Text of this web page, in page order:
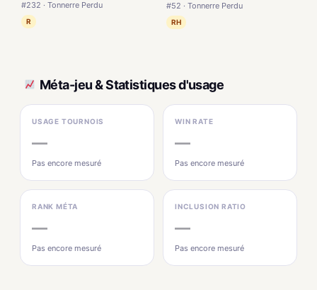
#232 · Tonnerre Perdu
R
#52 · Tonnerre Perdu
RH
Méta-jeu & Statistiques d'usage
USAGE TOURNOIS
—
Pas encore mesuré
WIN RATE
—
Pas encore mesuré
RANK MÉTA
—
Pas encore mesuré
INCLUSION RATIO
—
Pas encore mesuré